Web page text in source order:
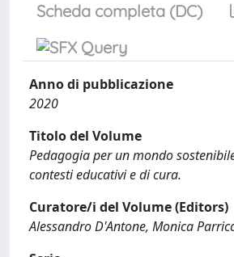
Scheda completa (DC)
Anno di pubblicazione
2020
Titolo del Volume
Pedagogia per un mondo
contesti educativi e di cura.
Curatore/i del Volume (Editors)
Alessandro D'Antone, Monica